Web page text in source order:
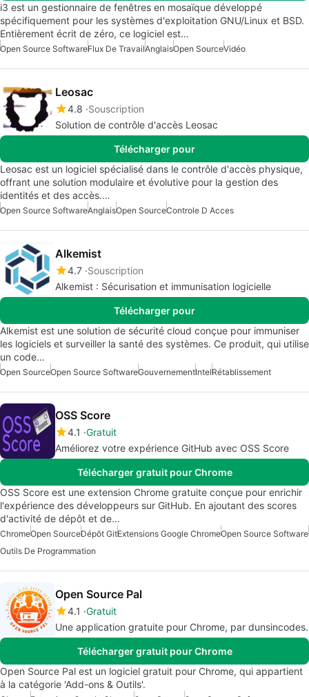
i3 est un gestionnaire de fenêtres en mosaïque développé
spécifiquement pour les systèmes d'exploitation GNU/Linux et BSD.
Entièrement écrit de zéro, ce logiciel est…
Open Source SoftwareFlux De TravailAnglaisOpen SourceVidéo
Leosac
4.8 Souscription
Solution de contrôle d'accès Leosac
Télécharger pour
Leosac est un logiciel spécialisé dans le contrôle d'accès physique,
offrant une solution modulaire et évolutive pour la gestion des
identités et des accès.…
Open Source SoftwareAnglaisOpen SourceControle D Acces
Alkemist
4.7 Souscription
Alkemist : Sécurisation et immunisation logicielle
Télécharger pour
Alkemist est une solution de sécurité cloud conçue pour immuniser
les logiciels et surveiller la santé des systèmes. Ce produit, qui utilise
un code…
Open SourceOpen Source SoftwareGouvernementIntelRétablissement
OSS Score
4.1 Gratuit
Améliorez votre expérience GitHub avec OSS Score
Télécharger gratuit pour Chrome
OSS Score est une extension Chrome gratuite conçue pour enrichir
l'expérience des développeurs sur GitHub. En ajoutant des scores
d'activité de dépôt et de…
ChromeOpen SourceDépôt GitExtensions Google ChromeOpen Source Software
Outils De Programmation
Open Source Pal
4.1 Gratuit
Une application gratuite pour Chrome, par dunsincodes.
Télécharger gratuit pour Chrome
Open Source Pal est un logiciel gratuit pour Chrome, qui appartient
à la catégorie 'Add-ons & Outils'.